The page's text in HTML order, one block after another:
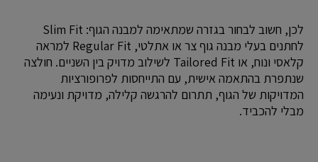
לכן, חשוב לבחור בגזרה שמתאימה למבנה הגוף: Slim Fit
לחתנים בעלי מבנה גוף צר או אתלטי, Regular Fit למראה
קלאסי ונוח, או Tailored Fit לשילוב מדויק בין השניים. חולצה
שנתפרת בהתאמה אישית, עם התייחסות לפרופורציות
המדויקות של הגוף, תתרום להרגשה קלילה, מדויקת ונעימה
מבלי להכביד.